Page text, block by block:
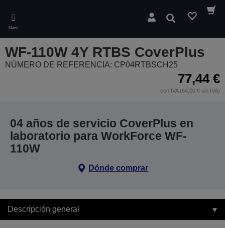
main
content
Menú
Buscar
WF-110W 4Y RTBS CoverPlus
NÚMERO DE REFERENCIA: CP04RTBSCH25
77,44 €
con IVA (64,00 € sin IVA)
04 años de servicio CoverPlus en
laboratorio para WorkForce WF-
110W
Dónde comprar
Descripción general